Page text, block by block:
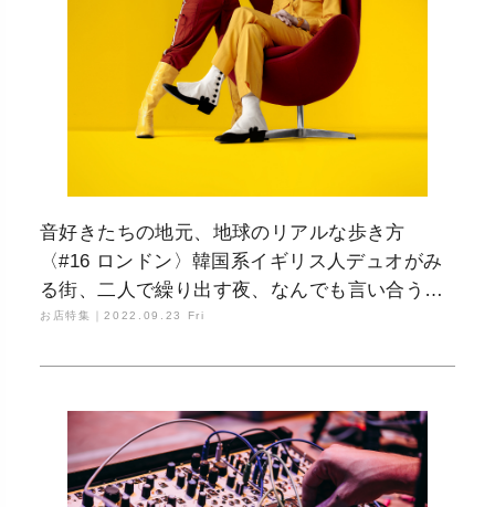
音好きたちの地元、地球のリアルな歩き方
〈#16 ロンドン〉韓国系イギリス人デュオがみ
る街、二人で繰り出す夜、なんでも言い合う音
楽制作
お店特集｜2022.09.23 Fri